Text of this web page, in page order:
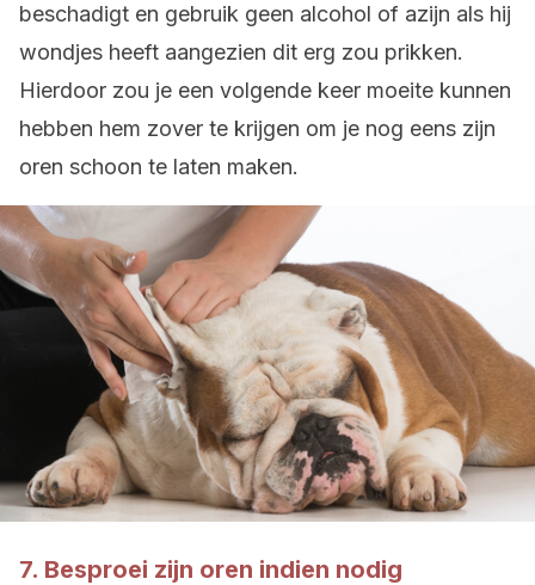
beschadigt en gebruik geen alcohol of azijn als hij
wondjes heeft aangezien dit erg zou prikken.
Hierdoor zou je een volgende keer moeite kunnen
hebben hem zover te krijgen om je nog eens zijn
oren schoon te laten maken.
7. Besproei zijn oren indien nodig